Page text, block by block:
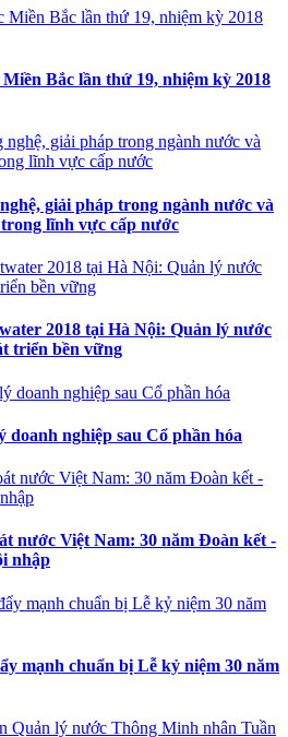
Bắc lần thứ 19, nhiệm kỳ 2018
giải pháp trong ngành nước và
lĩnh vực cấp nước
2018 tại Hà Nội: Quản lý nước
triển bền vững
doanh nghiệp sau Cổ phần hóa
nước Việt Nam: 30 năm Đoàn kết -
nhập
mạnh chuẩn bị Lễ kỷ niệm 30 năm